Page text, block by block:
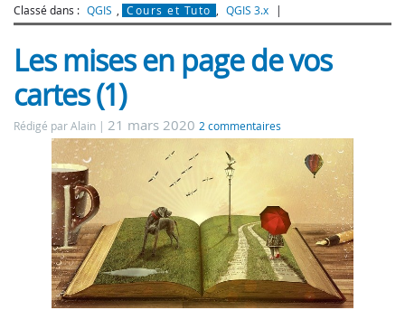
Classé dans : QGIS Cours et Tuto QGIS 3.x
Les mises en page de vos
cartes (1)
Rédigé par Alain 21 mars 2020 2 commentaires